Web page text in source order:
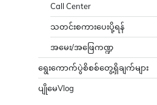
Call Center
သတင်းစကားပေးပို့ရန်
အမေး/အဖြေကဏ္ဍ
ရွေးကောက်ပွဲစိစစ်တွေ့ရှိချက်များ
ပျိုမေVlog